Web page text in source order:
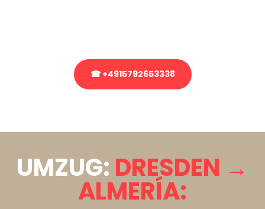
☎ +4915792653338
UMZUG: DRESDEN →
ALMERÍA: